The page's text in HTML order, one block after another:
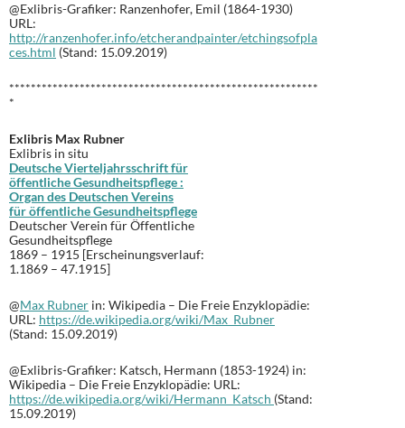
@Exlibris-Grafiker: Ranzenhofer, Emil (1864-1930)
URL:
http://ranzenhofer.info/etcherandpainter/etchingsofpla
ces.html (Stand: 15.09.2019)
*********************************************************
*
Exlibris Max Rubner
Exlibris in situ
Deutsche Vierteljahrsschrift für
öffentliche Gesundheitspflege :
Organ des Deutschen Vereins
für öffentliche Gesundheitspflege
Deutscher Verein für Öffentliche
Gesundheitspflege
1869 – 1915 [Erscheinungsverlauf:
1.1869 – 47.1915]
@Max Rubner in: Wikipedia – Die Freie Enzyklopädie:
URL: https://de.wikipedia.org/wiki/Max_Rubner
(Stand: 15.09.2019)
@Exlibris-Grafiker: Katsch, Hermann (1853-1924) in:
Wikipedia – Die Freie Enzyklopädie: URL:
https://de.wikipedia.org/wiki/Hermann_Katsch (Stand:
15.09.2019)